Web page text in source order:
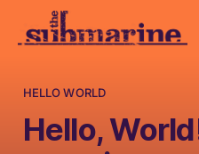
HELLO WORLD
Hello,